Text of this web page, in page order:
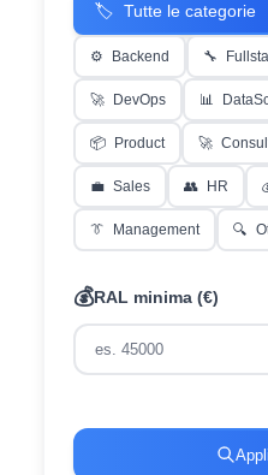
🏷️ Tutte le categorie
⚙️ Backend 🔧
🚀 DevOps 📊
📦 Product 🚀
💼 Sales 👥 HR
👔 Management 🔍
💰RAL minima (€)